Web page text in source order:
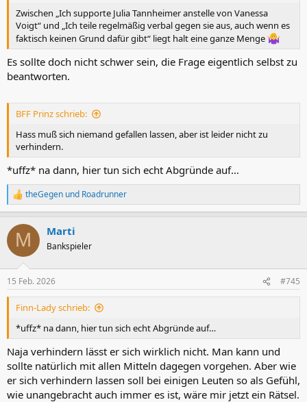
Zwischen „Ich supporte Julia Tannheimer anstelle von Vanessa
Voigt“ und „Ich teile regelmäßig verbal gegen sie aus, auch wenn es
faktisch keinen Grund dafür gibt“ liegt halt eine ganze Menge
Es sollte doch nicht schwer sein, die Frage eigentlich selbst zu
beantworten.
BFF Prinz schrieb:
Hass muß sich niemand gefallen lassen, aber ist leider nicht zu
verhindern.
*uffz* na dann, hier tun sich echt Abgründe auf…
R
e
k
i
e
n
theGegen und Roadrunner
M Marti
Bankspieler
15 Feb. 2026 #745
Finn-Lady schrieb:
*uffz* na dann, hier tun sich echt Abgründe auf…
Naja verhindern lässt er sich wirklich nicht. Man kann und
sollte natürlich mit allen Mitteln dagegen vorgehen. Aber wie
er sich verhindern lassen soll bei einigen Leuten so als Gefühl,
wie unangebracht auch immer es ist, wäre mir jetzt ein Rätsel.